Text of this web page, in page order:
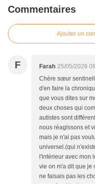
Commentaires
Ajouter un
F Farah 25/05/2026
Chère sœur
d'en faire la
que vous dites sur
deux choses qui
autistes sont
nous réagissons et
mais je n'ai pas
universel.(qui
l'intérieur avec mon
vie on m'a dit que je
ne faisais pas les